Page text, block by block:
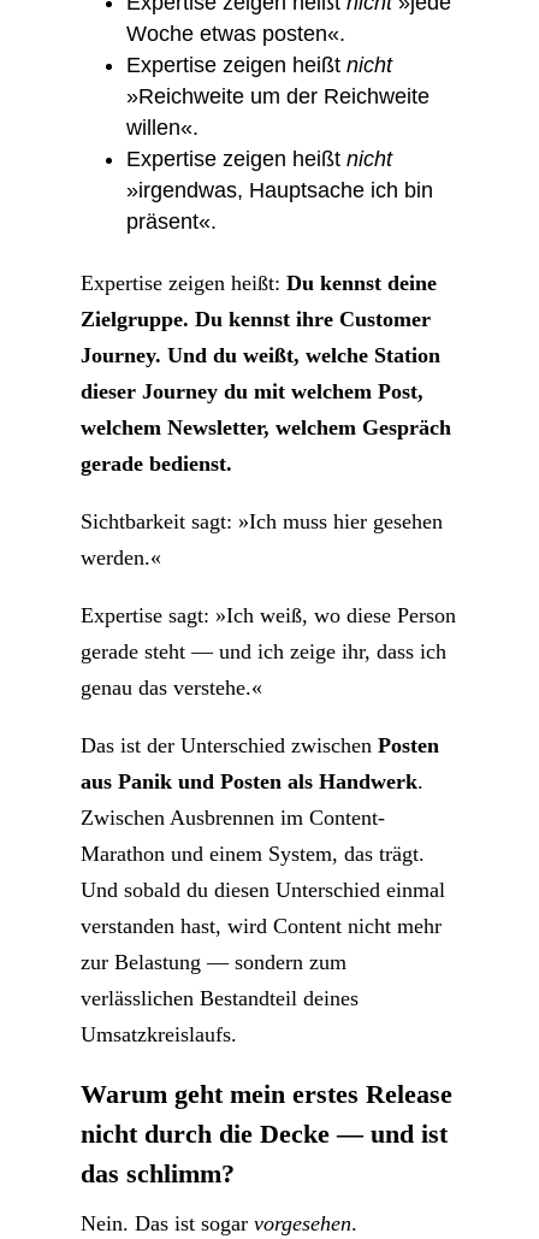
Woche etwas posten«.
Expertise zeigen heißt nicht
»Reichweite um der Reichweite
willen«.
Expertise zeigen heißt nicht
»irgendwas, Hauptsache ich bin
präsent«.
Expertise zeigen heißt: Du kennst deine
Zielgruppe. Du kennst ihre Customer
Journey. Und du weißt, welche Station
dieser Journey du mit welchem Post,
welchem Newsletter, welchem Gespräch
gerade bedienst.
Sichtbarkeit sagt: »Ich muss hier gesehen
werden.«
Expertise sagt: »Ich weiß, wo diese Person
gerade steht — und ich zeige ihr, dass ich
genau das verstehe.«
Das ist der Unterschied zwischen Posten
aus Panik und Posten als Handwerk.
Zwischen Ausbrennen im Content-
Marathon und einem System, das trägt.
Und sobald du diesen Unterschied einmal
verstanden hast, wird Content nicht mehr
zur Belastung — sondern zum
verlässlichen Bestandteil deines
Umsatzkreislaufs.
Warum geht mein erstes Release
nicht durch die Decke— und ist
das schlimm?
Nein. Das ist sogar vorgesehen.